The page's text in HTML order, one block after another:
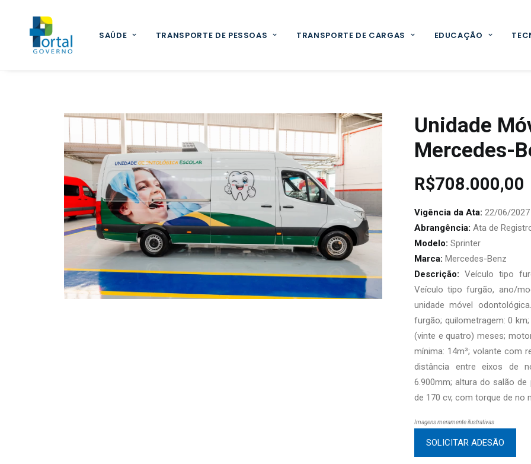
SAÚDE TRANSPORTE DE PESSOAS TRANSPORTE DE CARGAS EDUCAÇÃO
Unidade
Mercedes-
R$708.000,00
Vigência da Ata: 22/06/2027
Abrangência: Ata de
Modelo: Sprinter
Marca: Mercedes-Benz
Descrição: Veículo tipo
Veículo tipo furgão, ano/
unidade móvel
furgão; quilometragem: 0
(vinte e quatro) meses;
mínima: 14m³; volante com
distância entre eixos de
6.900mm; altura do salão
de 170 cv, com torque de no
Imagens meramente ilustrativas
SOLICITAR ADESÃO